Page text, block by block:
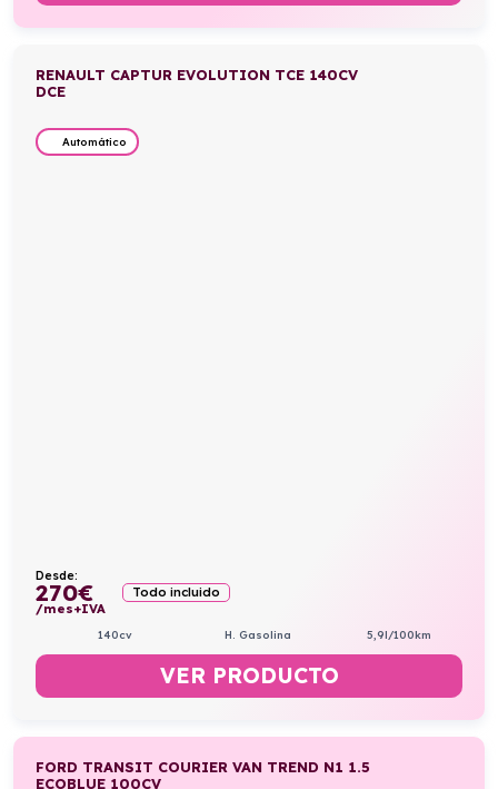
RENAULT CAPTUR EVOLUTION TCE 140CV
DCE
Automático
Desde:
270€
/mes+IVA
Todo incluido
140cv H. Gasolina 5,9l/100km
VER PRODUCTO
FORD TRANSIT COURIER VAN TREND N1 1.5
ECOBLUE 100CV